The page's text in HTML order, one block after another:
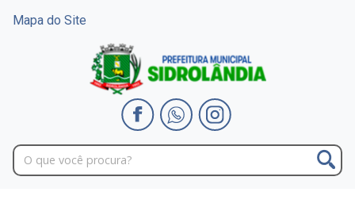
Mapa do Site